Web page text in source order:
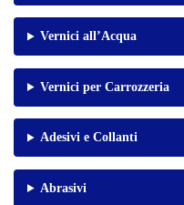
Vernici all’Acqua
Vernici per Carrozzeria
Adesivi e Collanti
Abrasivi